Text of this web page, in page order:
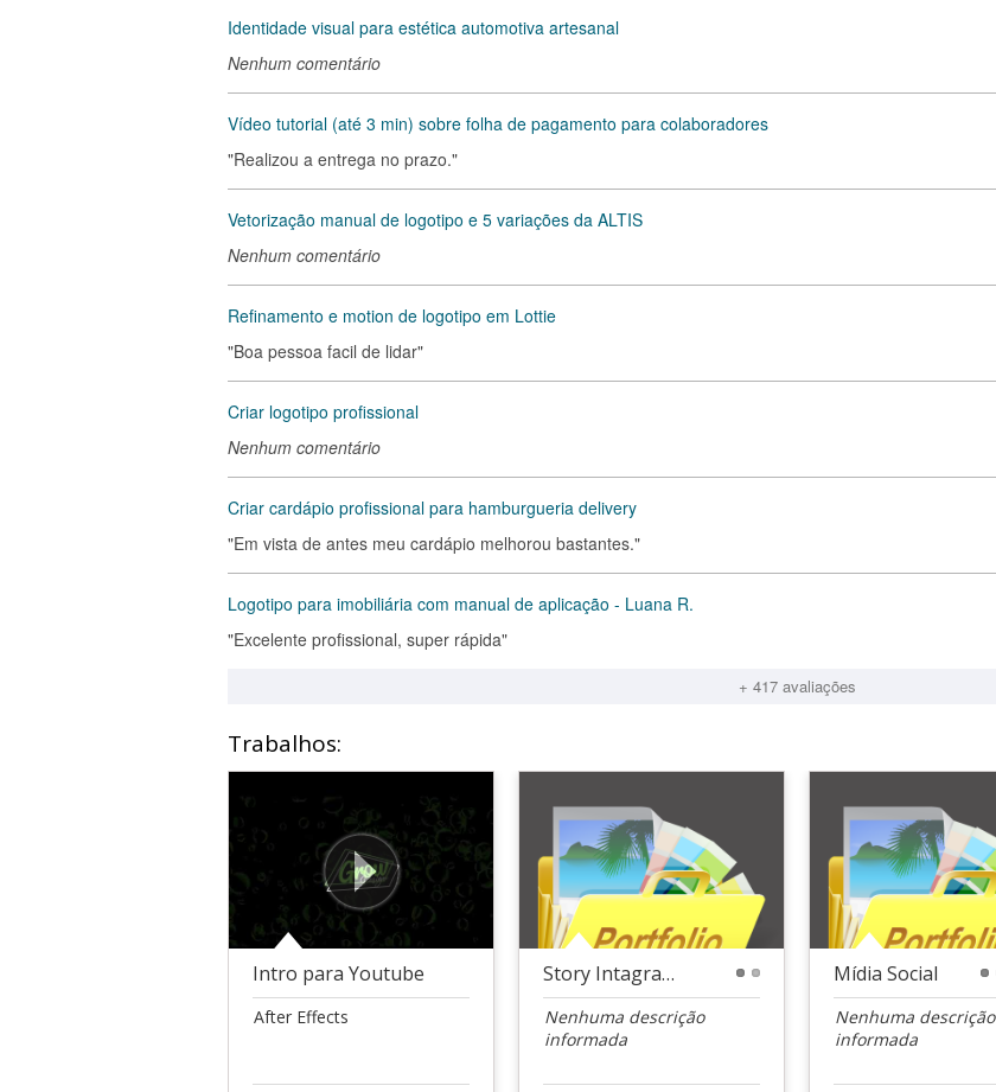
Identidade visual para estética automotiva artesanal
Nenhum comentário
Vídeo tutorial (até 3 min) sobre folha de pagamento para colaboradores
"Realizou a entrega no prazo."
Vetorização manual de logotipo e 5 variações da ALTIS
Nenhum comentário
Refinamento e motion de logotipo em Lottie
"Boa pessoa facil de lidar"
Criar logotipo profissional
Nenhum comentário
Criar cardápio profissional para hamburgueria delivery
"Em vista de antes meu cardápio melhorou bastantes."
Logotipo para imobiliária com manual de aplicação - Luana R.
"Excelente profissional, super rápida"
+ 417 avaliações
Trabalhos:
Intro para Youtube
After Effects
Story Intagram
Nenhuma descrição
informada
Mídia Social
Nenhuma descrição
informada